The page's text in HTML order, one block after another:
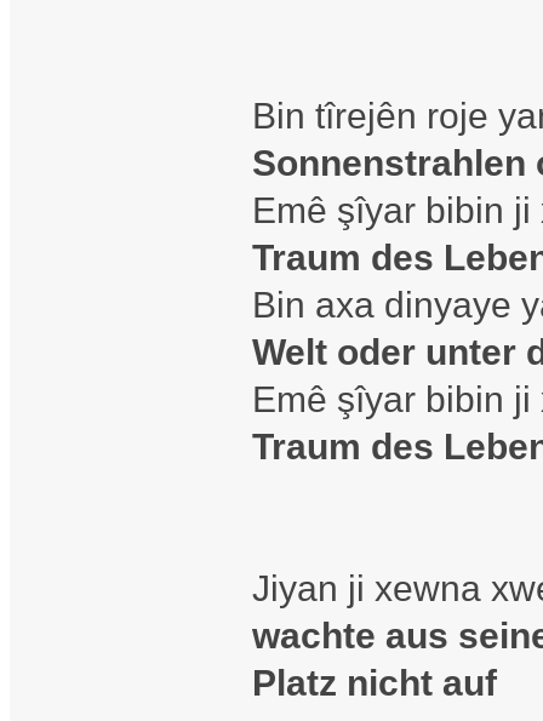
Bin tîrejên roje
Sonnenstrahlen
Emê şîyar bibin
Traum des
Bin axa dinyaye
Welt oder unter
Emê şîyar bibin
Traum des
Jiyan ji xewna
wachte aus
Platz nicht auf